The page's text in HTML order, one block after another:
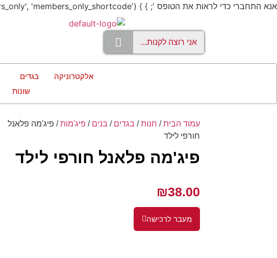
אנא התחברי כדי לראות את הטופס '; } } add_shortcode('members_only', 'members_only_shortcode');
אלקטרוניקה בגדים
שונות
עמוד הבית/ חנות/ בגדים / בנים / פיג'מות/ פיג'מה פלאנל
חורפי לילד
פיג'מה פלאנל חורפי לילד
₪38.00
מעבר לרכישה